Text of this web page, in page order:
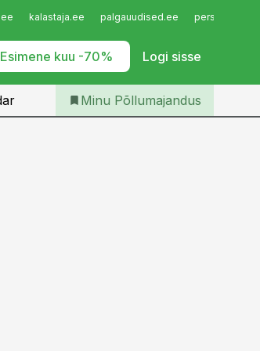
kalastaja.ee palgauudised.ee
Esimene kuu -70% Logi sisse
Iseteenindus
Telli Põllumajandus
Minu Põllumajandus